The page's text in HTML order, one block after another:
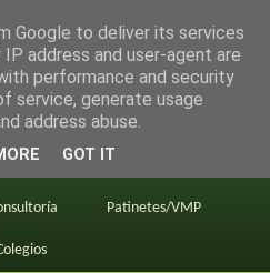
Primeros consejos
Patinetes/VMP
Google to deliver its services
address and user-agent are
performance and security
service, generate usage
address abuse.
GOT IT